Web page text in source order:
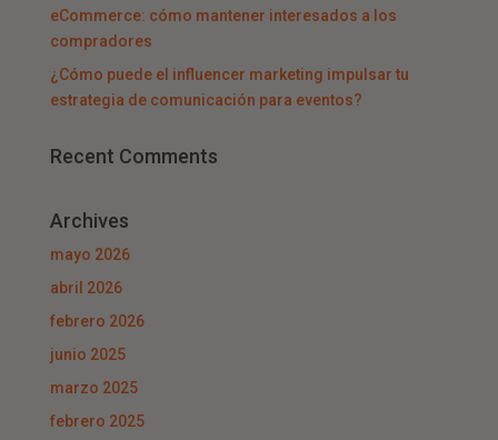
eCommerce: cómo mantener interesados a los
compradores
¿Cómo puede el influencer marketing impulsar tu
estrategia de comunicación para eventos?
Recent Comments
Archives
mayo 2026
abril 2026
febrero 2026
junio 2025
marzo 2025
febrero 2025